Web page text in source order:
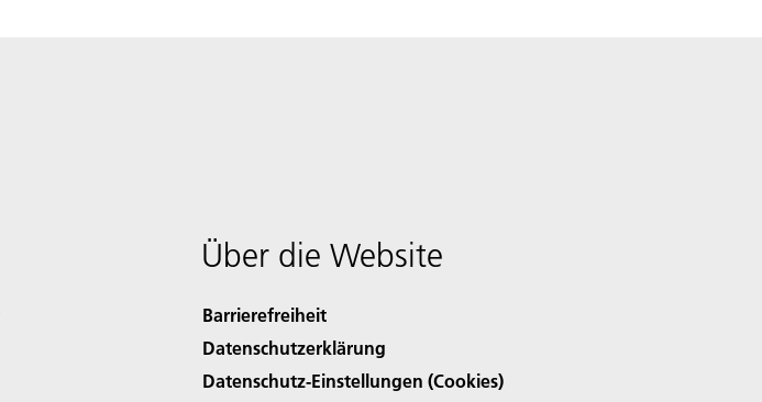
Über die Website
Barrierefreiheit
Datenschutzerklärung
Datenschutz-Einstellungen (Cookies)